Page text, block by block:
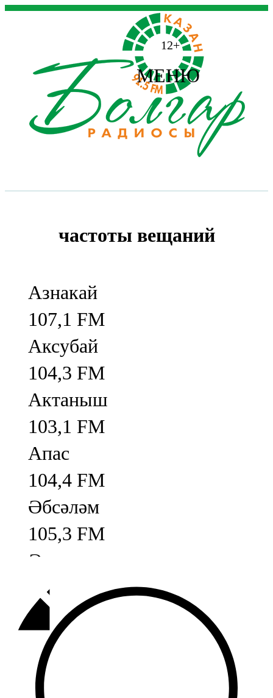
12+
МЕНЮ
частоты вещаний
Азнакай
107,1 FM
Аксубай
104,3 FM
Актаныш
103,1 FM
Апас
104,4 FM
Әбсәләм
105,3 FM
Әлмәт
92,9 FM
Базарлы матак
107,1 FM
Балык бистәсе